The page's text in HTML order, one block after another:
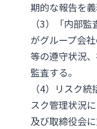
期的な報告を義
（3）「内部
がグループ会
等の遵守状況
監査する。
（4）リスク
スク管理状況
及び取締役会